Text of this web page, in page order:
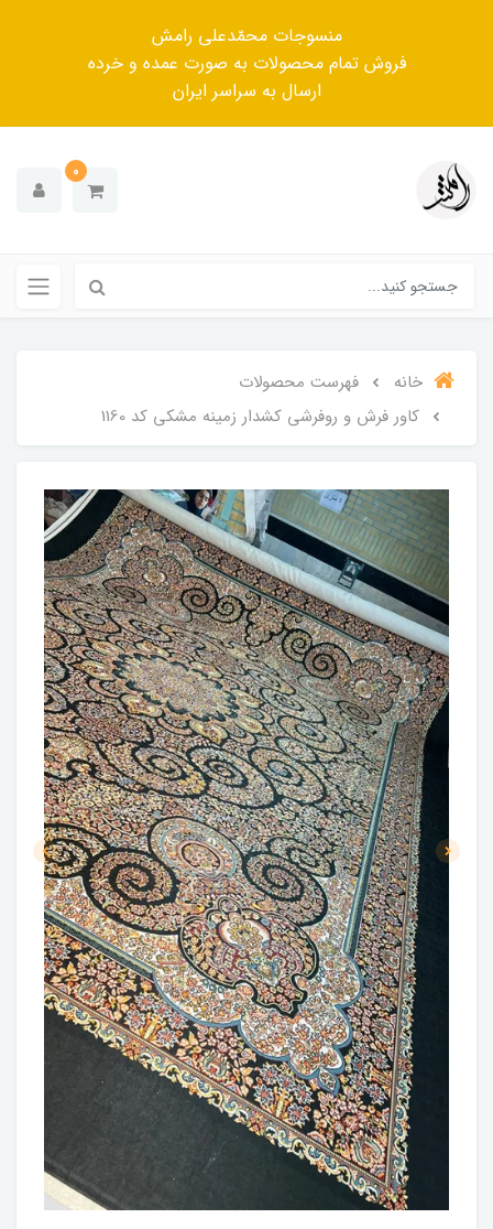
منسوجات محمّدعلی رامش
فروش تمام محصولات به صورت عمده و خرده
ارسال به سراسر ایران
0
خانه
فهرست محصولات
کاور فرش و روفرشی کشدار زمینه مشکی کد 1160